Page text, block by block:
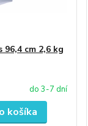
96,4 cm 2,6 kg
do 3-7 dní
košíka